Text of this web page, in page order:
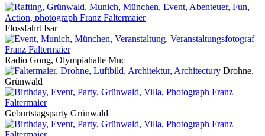
Flossfahrt Isar
Radio Gong, Olympiahalle Muc
Drohne,
Grünwald
Geburtstagsparty Grünwald